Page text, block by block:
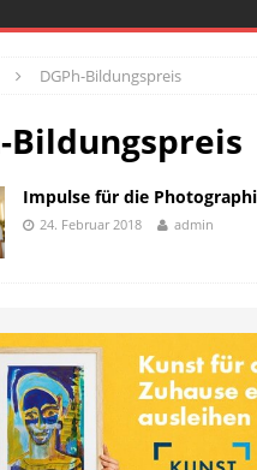
DGPh-Bildungspreis
Bildungspreis
Impulse für die
24. Februar 2018 admin